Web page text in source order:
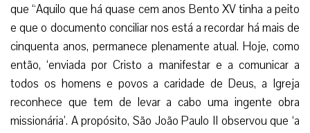
que “Aquilo que há quase cem anos Bento XV tinha a peito
e que o documento conciliar nos está a recordar há mais de
cinquenta anos, permanece plenamente atual. Hoje, como
então, ‘enviada por Cristo a manifestar e a comunicar a
todos os homens e povos a caridade de Deus, a Igreja
reconhece que tem de levar a cabo uma ingente obra
missionária’. A propósito, São João Paulo II observou que ‘a